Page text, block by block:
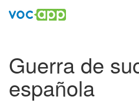
Guerra de
española